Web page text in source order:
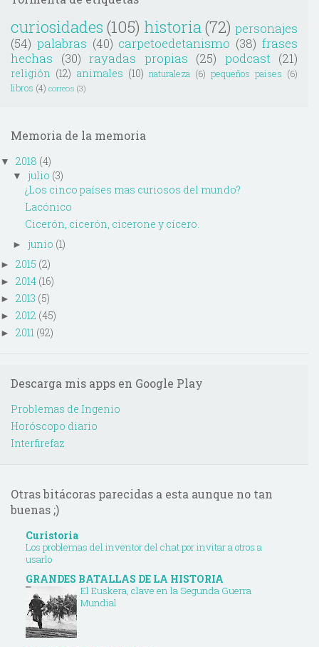
curiosidades (105) historia(72) personajes
(54) palabras (40) carpetoedetanismo (38) frases
hechas
(30) rayadas propias (25) podcast (21)
religión (12) animales (10) naturaleza (6) pequeños paises (6)
libros (4) correos (3)
Memoria de la memoria
▼ 2018 (4)
▼ julio (3)
¿Los cinco países mas curiosos del mundo?
Lacónico
Cicerón, cicerón, cicerone y cícero.
► junio (1)
► 2015 (2)
► 2014 (16)
► 2013 (5)
► 2012 (45)
► 2011 (92)
Descarga mis apps en Google Play
Problemas de Ingenio
Horóscopo diario
Interfirefaz
Otras bitácoras parecidas a esta aunque no tan
buenas ;)
Curistoria
Los problemas del inventor del chat por invitar a otros a
usarlo
GRANDES BATALLAS DE LA HISTORIA
El Euskera, clave en la Segunda Guerra
Mundial